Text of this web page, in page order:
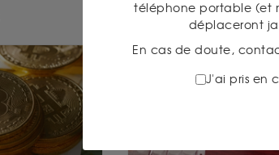
téléphone portable (et
déplaceront
En cas de doute,
J'ai pris en